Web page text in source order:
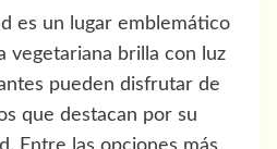
es un lugar emblemático
vegetariana brilla con luz
pueden disfrutar de
que destacan por su